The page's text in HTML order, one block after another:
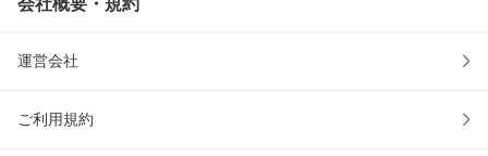
会社概要・規約
運営会社
ご利用規約